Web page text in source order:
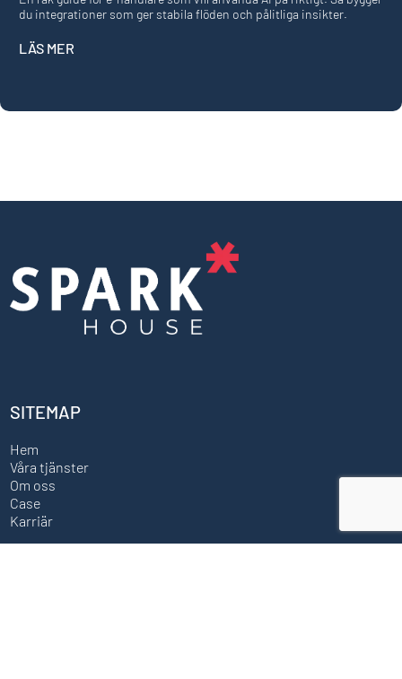
du integrationer som ger stabila flöden och pålitliga insikter.
LÄS MER
SITEMAP
Hem
Våra tjänster
Om oss
Case
Karriär